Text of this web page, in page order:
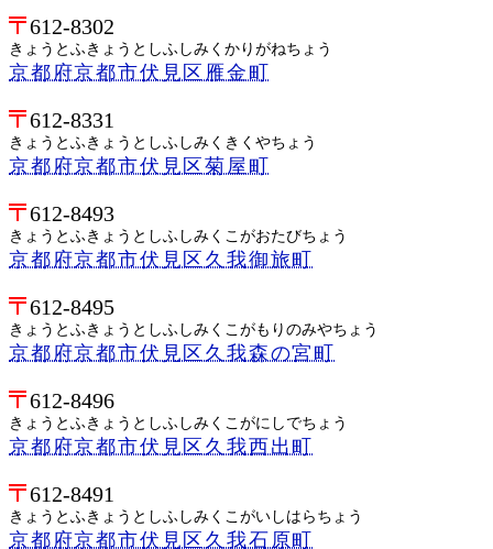
612-8302
きょうとふきょうとしふしみくかりがねちょう
京都府京都市伏見区雁金町
612-8331
きょうとふきょうとしふしみくきくやちょう
京都府京都市伏見区菊屋町
612-8493
きょうとふきょうとしふしみくこがおたびちょう
京都府京都市伏見区久我御旅町
612-8495
きょうとふきょうとしふしみくこがもりのみやちょう
京都府京都市伏見区久我森の宮町
612-8496
きょうとふきょうとしふしみくこがにしでちょう
京都府京都市伏見区久我西出町
612-8491
きょうとふきょうとしふしみくこがいしはらちょう
京都府京都市伏見区久我石原町